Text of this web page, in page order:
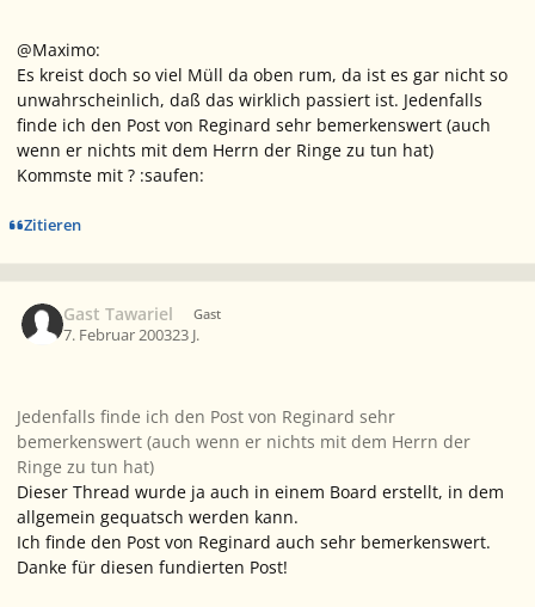
@Maximo:
Es kreist doch so viel Müll da oben rum, da ist es gar nicht so
unwahrscheinlich, daß das wirklich passiert ist. Jedenfalls
finde ich den Post von Reginard sehr bemerkenswert (auch
wenn er nichts mit dem Herrn der Ringe zu tun hat)
Kommste mit ? :saufen:
Zitieren
Gast Tawariel Gast
7. Februar 200323 J.
Jedenfalls finde ich den Post von Reginard sehr
bemerkenswert (auch wenn er nichts mit dem Herrn der
Ringe zu tun hat)
Dieser Thread wurde ja auch in einem Board erstellt, in dem
allgemein gequatsch werden kann.
Ich finde den Post von Reginard auch sehr bemerkenswert.
Danke für diesen fundierten Post!